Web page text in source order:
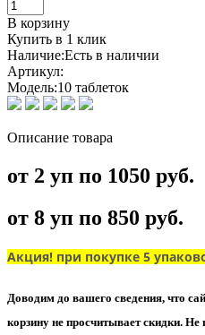
В корзину
Купить в 1 клик
Наличие:Есть в наличии
Артикул:
Модель:10 таблеток
Описание товара
от 2 уп по 1050 руб.
от 8 уп по 850 руб.
Акция! при покупке 5
Доводим до вашего сведения, что
корзину не просчитывает скидки.